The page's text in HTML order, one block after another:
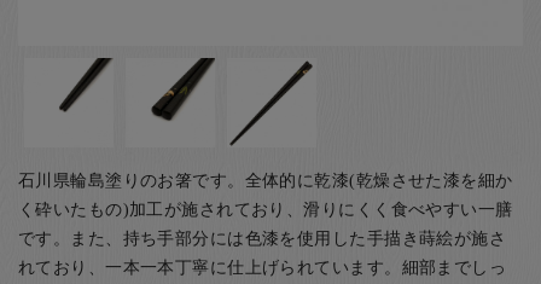
石川県輪島塗りのお箸です。全体的に乾漆(乾燥させた漆を細か
く砕いたもの)加工が施されており、滑りにくく食べやすい一膳
です。また、持ち手部分には色漆を使用した手描き蒔絵が施さ
れており、一本一本丁寧に仕上げられています。細部までしっ